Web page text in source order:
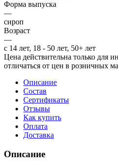
Форма выпуска
—
сироп
Возраст
—
с 14 лет, 18 - 50 лет, 50+ лет
Цена действительна только для
отличаться от цен в розничных
Описание
Состав
Сертификаты
Отзывы
Как купить
Оплата
Доставка
Описание